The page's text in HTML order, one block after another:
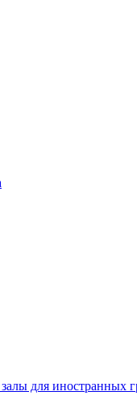
для иностранных